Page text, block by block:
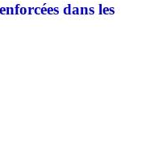
dans les